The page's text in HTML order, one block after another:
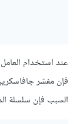
عند استخدام
فإن مفسّر
السبب فإن سلسلة